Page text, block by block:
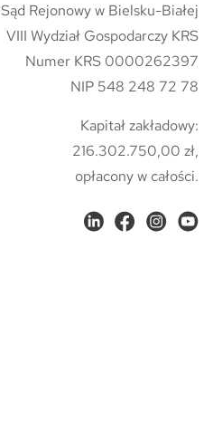
Sąd Rejonowy w Bielsku-Białej
VIII Wydział Gospodarczy KRS
Numer KRS 0000262397
NIP 548 248 72 78
Kapitał zakładowy:
216.302.750,00 zł,
opłacony w całości.